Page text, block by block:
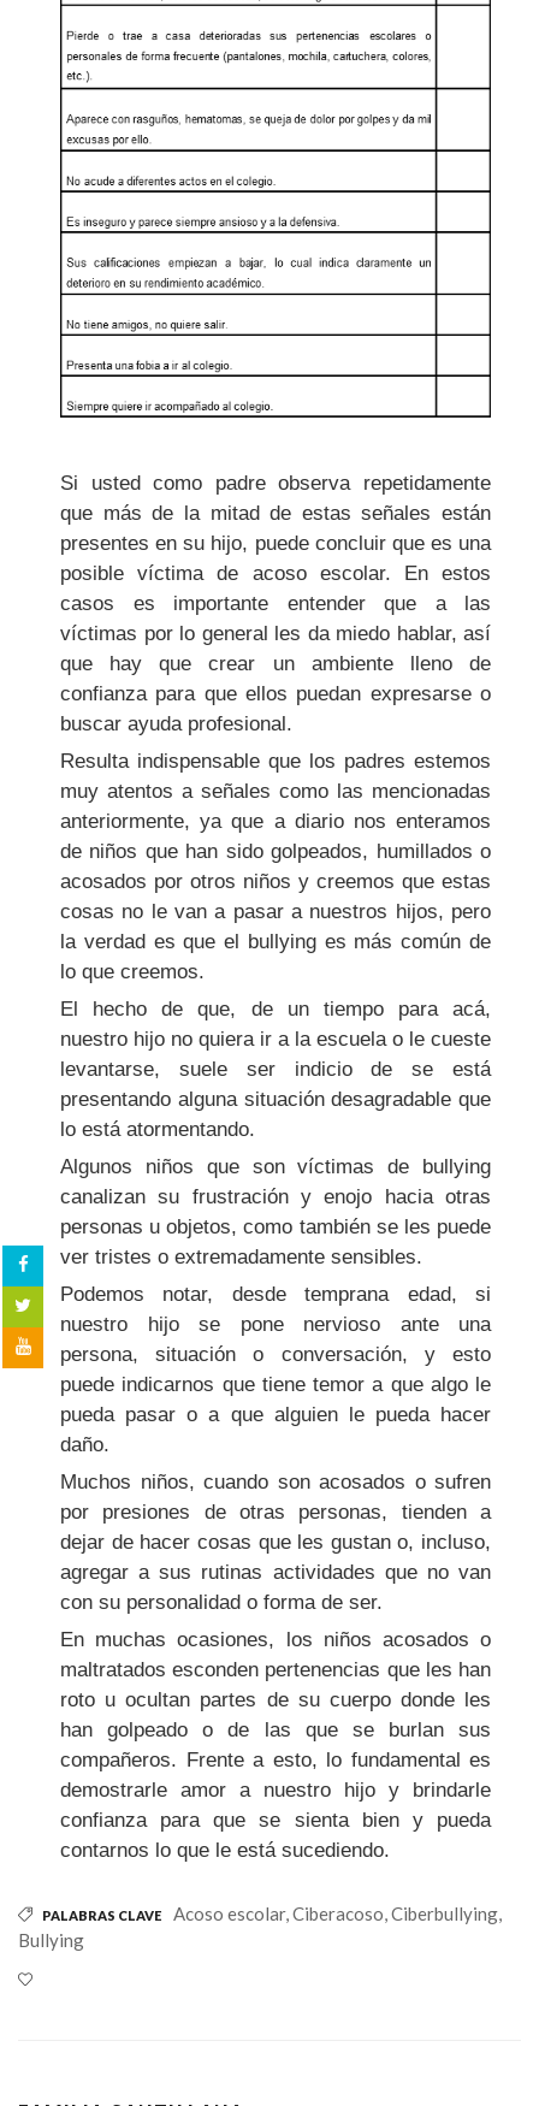
Si usted como padre observa repetidamente
que más de la mitad de estas señales están
presentes en su hijo, puede concluir que es una
posible víctima de acoso escolar. En estos
casos es importante entender que a las
víctimas por lo general les da miedo hablar, así
que hay que crear un ambiente lleno de
confianza para que ellos puedan expresarse o
buscar ayuda profesional.
Resulta indispensable que los padres estemos
muy atentos a señales como las mencionadas
anteriormente, ya que a diario nos enteramos
de niños que han sido golpeados, humillados o
acosados por otros niños y creemos que estas
cosas no le van a pasar a nuestros hijos, pero
la verdad es que el bullying es más común de
lo que creemos.
El hecho de que, de un tiempo para acá,
nuestro hijo no quiera ir a la escuela o le cueste
levantarse, suele ser indicio de se está
presentando alguna situación desagradable que
lo está atormentando.
Algunos niños que son víctimas de bullying
canalizan su frustración y enojo hacia otras
personas u objetos, como también se les puede
ver tristes o extremadamente sensibles.
Podemos notar, desde temprana edad, si
nuestro hijo se pone nervioso ante una
persona, situación o conversación, y esto
puede indicarnos que tiene temor a que algo le
pueda pasar o a que alguien le pueda hacer
daño.
Muchos niños, cuando son acosados o sufren
por presiones de otras personas, tienden a
dejar de hacer cosas que les gustan o, incluso,
agregar a sus rutinas actividades que no van
con su personalidad o forma de ser.
En muchas ocasiones, los niños acosados o
maltratados esconden pertenencias que les han
roto u ocultan partes de su cuerpo donde les
han golpeado o de las que se burlan sus
compañeros. Frente a esto, lo fundamental es
demostrarle amor a nuestro hijo y brindarle
confianza para que se sienta bien y pueda
contarnos lo que le está sucediendo.
PALABRAS CLAVE Acoso escolar,Ciberacoso,Ciberbullying,
Bullying